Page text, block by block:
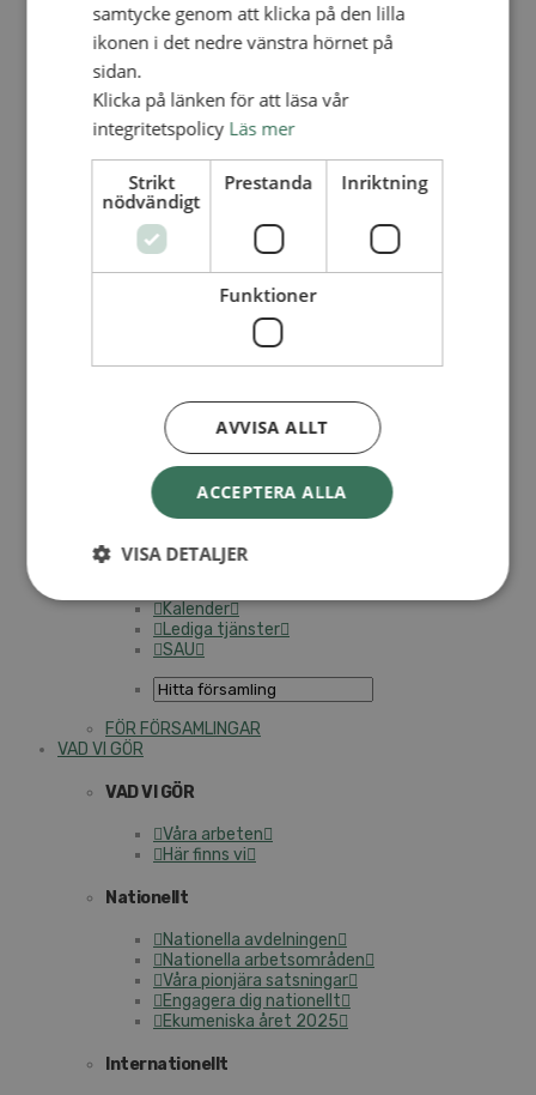
Lediga tjänster
FÖR FÖRSAMLINGAR
FÖRDJUPNING OCH UTVECKLING
Missionella initiativ
Smågrupper
Skapelse och miljö
Gudstjänst
Vänförsamling
Integrationsarbete
För barns bästa – överallt
Missionsinspiratörens verktygslåda
Redovisning och lönehantering
Kyrkoavgiften
LOGGA IN
Personalförsäkringar
SAMP – personalförbundet
Kalender
Lediga tjänster
SAU
FÖR FÖRSAMLINGAR
VAD VI GÖR
VAD VI GÖR
Våra arbeten
Här finns vi
Nationellt
Nationella avdelningen
Nationella arbetsområden
Våra pionjära satsningar
Engagera dig nationellt
Ekumeniska året 2025
Internationellt
samtycke genom att klicka på den lilla
ikonen i det nedre vänstra hörnet på
sidan.
Klicka på länken för att läsa vår
integritetspolicy Läs mer
Strikt
nödvändigt
Prestanda Inriktning
Funktioner
ACCEPTERA ALLA
AVVISA ALLT
VISA DETALJER